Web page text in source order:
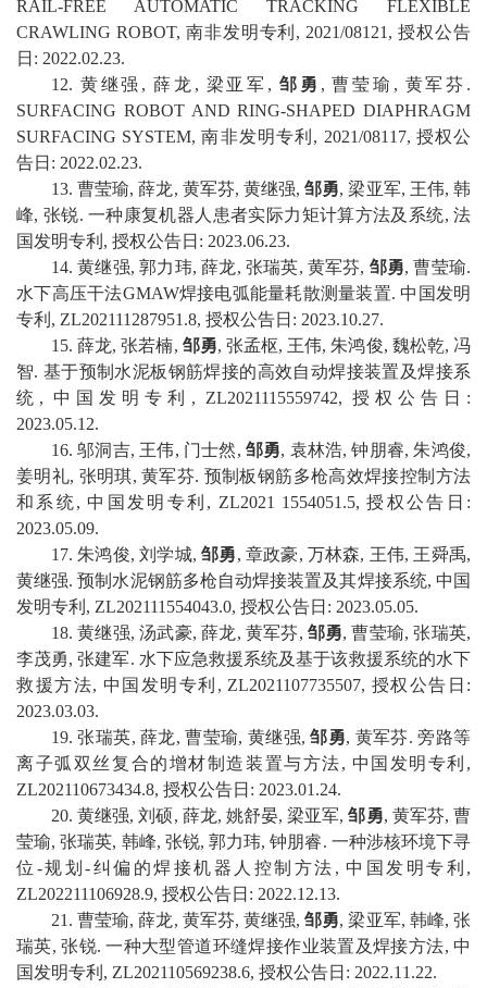
RAIL-FREE AUTOMATIC TRACKING FLEXIBLE
CRAWLING ROBOT, 南非发明专利 , 2021/08121 ,授权公告
日 : 2022.02.23.
1 2. 黄继强 ,薛龙 , 梁亚军 , 邹勇 ,曹莹瑜 , 黄军芬 .
SURFACING ROBOT AND RING-SHAPED DIAPHRAGM
SURFACING SYSTEM,南非发明专利 , 2021/08117, 授权公
告日 : 2022.02.23.
13. 曹莹瑜,薛龙, 黄军芬, 黄继强,邹勇,梁亚军, 王伟,韩
峰, 张锐. 一种康复机器人患者实际力矩计算方法及系统, 法
国发明专利 , 授权公告日 : 2023.06.23.
14. 黄继强, 郭力玮, 薛龙, 张瑞英, 黄军芬, 邹勇, 曹莹瑜.
水下高压干法GMAW焊接电弧能量耗散测量装置. 中国 发明
专利 , ZL202111287951.8, 授权公告日 : 2023.10.27.
1 5. 薛龙,张若楠, 邹勇, 张孟枢, 王伟,朱鸿俊, 魏松乾, 冯
智. 基于预制水泥板钢筋焊接的高效自动焊接装置及焊接系
统 , 中国 发明专利 , ZL2021115559742, 授权公告日 :
2023.05.12.
16. 邬洞吉, 王伟, 门士然, 邹勇, 袁林浩,钟朋睿,朱鸿俊,
姜明礼, 张明琪,黄军芬. 预制板钢筋多枪高效焊接控制方法
和系统, 中国 发明专利 , ZL2021 1554051.5,授权公告日 :
2023.05.09.
1 7. 朱鸿俊,刘学城,邹勇, 章政豪, 万林森, 王伟, 王舜禹,
黄继强.预制水泥钢筋多枪自动焊接装置及其焊接系统, 中国
发明专利 , ZL202111554043.0, 授权公告日 : 2023.05.05.
18. 黄继强,汤武豪,薛龙, 黄军芬, 邹勇,曹莹瑜,张瑞英,
李茂勇,张建军. 水下应急救援系统及基于该救援系统的水下
救援方法, 中国 发明专利 , ZL2021107735507, 授权公告日 :
2023.03.03.
19. 张瑞英,薛龙,曹莹瑜, 黄继强,邹勇, 黄军芬.旁路等
离子弧双丝复合的增材制造装置与方法, 中国 发明专利 ,
ZL202110673434.8, 授权公告日 : 2023.01 .24.
20. 黄继强,刘硕, 薛龙, 姚舒晏,梁亚军,邹勇, 黄军芬,曹
莹瑜,张瑞英, 韩峰, 张锐, 郭力玮,钟朋睿. 一种涉核环境下寻
位 -规划 -纠偏的焊接机器人控制方法 , 中国 发明专利 ,
ZL202211106928.9, 授权公告日 : 2022.12.13.
21 . 曹莹瑜,薛龙, 黄军芬, 黄继强,邹勇,梁亚军, 韩峰,张
瑞英,张锐.一种大型管道环缝焊接作业装置及焊接方法, 中
国 发明专利 , ZL202110569238.6, 授权公告日 : 2022.11 .22.